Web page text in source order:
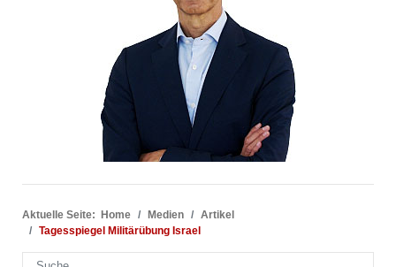
Aktuelle Seite: Home Medien
Artikel
Tagesspiegel Militärübung Israel
Suchen